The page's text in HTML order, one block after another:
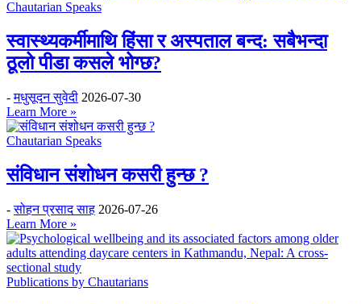
Chautarian Speaks
स्वास्थ्यकर्मीमाथि हिंसा र अस्पताल बन्द: सबैभन्दा
ठूलो पीडा कसले भोग्छ?
-मधुसूदन सुवेदी 2026-07-30
Learn More »
Chautarian Speaks
संविधान संशोधन कसरी हुन्छ ?
-सोहन प्रसाद साह 2026-07-26
Learn More »
Publications by Chautarians